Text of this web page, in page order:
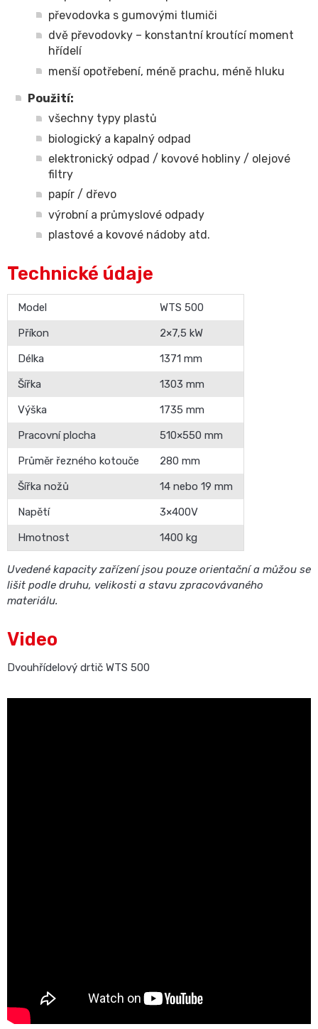
převodovka s gumovými tlumiči
dvě převodovky – konstantní kroutící moment
hřídelí
menší opotřebení, méně prachu, méně hluku
Použití:
všechny typy plastů
biologický a kapalný odpad
elektronický odpad / kovové hobliny / olejové
filtry
papír / dřevo
výrobní a průmyslové odpady
plastové a kovové nádoby atd.
Technické údaje
Model
WTS 500
Příkon
2×7,5 kW
Délka
1371 mm
Šířka
1303 mm
Výška
1735 mm
Pracovní plocha
510×550 mm
Průměr řezného kotouče
280 mm
Šířka nožů
14 nebo 19 mm
Napětí
3×400V
Hmotnost
1400 kg
Uvedené kapacity zařízení jsou pouze orientační a můžou se
lišit podle druhu, velikosti a stavu zpracovávaného
materiálu.
Video
Dvouhřídelový drtič WTS 500